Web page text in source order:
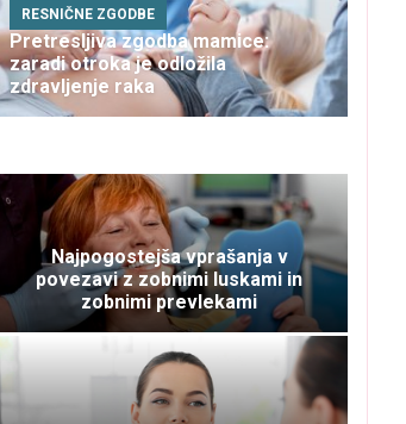
RESNIČNE ZGODBE
Pretresljiva zgodba mamice:
zaradi otroka je odložila
zdravljenje raka
Najpogostejša vprašanja v
povezavi z zobnimi luskami in
zobnimi prevlekami